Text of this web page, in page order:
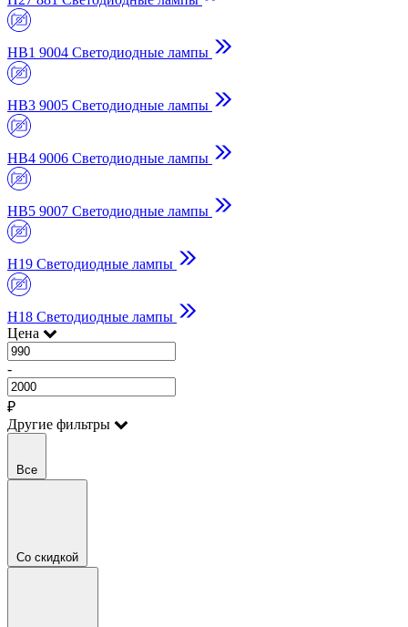
HB1 9004 Светодиодные лампы
HB3 9005 Светодиодные лампы
HB4 9006 Светодиодные лампы
HB5 9007 Светодиодные лампы
H19 Светодиодные лампы
H18 Светодиодные лампы
Цена
-
₽
Другие фильтры
Все
Со скидкой